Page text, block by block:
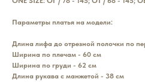
Параметры платья на модели:
Длина лифа до отрезной полочки по
Ширина по плечам - 60 см
Ширина по груди - 62 см
Длина рукава с манжетой - 38 см